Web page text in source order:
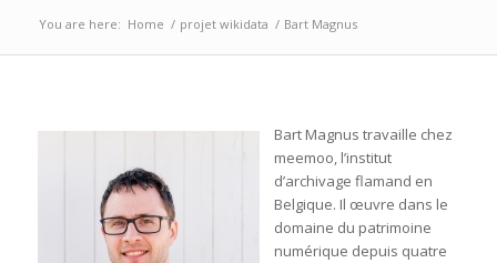
You are here: Home / projet wikidata / Bart Magnus
Bart Magnus travaille chez
meemoo, l’institut
d’archivage flamand en
Belgique. Il œuvre dans le
domaine du patrimoine
numérique depuis quatre